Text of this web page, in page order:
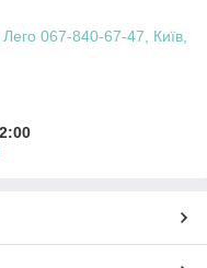
Лего 067-840-67-47, Київ,